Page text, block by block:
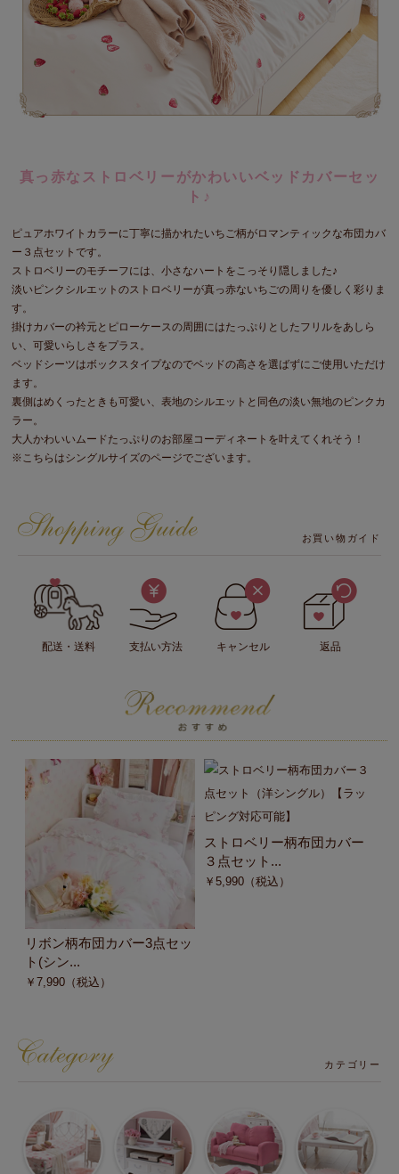
真っ赤なストロベリーがかわいいベッドカバーセッ
ト♪
ピュアホワイトカラーに丁寧に描かれたいちご柄がロマンティックな布団カバ
ー３点セットです。
ストロベリーのモチーフには、小さなハートをこっそり隠しました♪
淡いピンクシルエットのストロベリーが真っ赤ないちごの周りを優しく彩りま
す。
掛けカバーの衿元とピローケースの周囲にはたっぷりとしたフリルをあしら
い、可愛いらしさをプラス。
ベッドシーツはボックスタイプなのでベッドの高さを選ばずにご使用いただけ
ます。
裏側はめくったときも可愛い、表地のシルエットと同色の淡い無地のピンクカ
ラー。
大人かわいいムードたっぷりのお部屋コーディネートを叶えてくれそう！
※こちらはシングルサイズのページでございます。
お買い物ガイド
配送・送料 支払い方法 キャンセル 返品
リボン柄布団カバー3点セッ
ト(シン...
￥7,990 （税込）
ストロベリー柄布団カバー
３点セット...
￥5,990 （税込）
カテゴリー